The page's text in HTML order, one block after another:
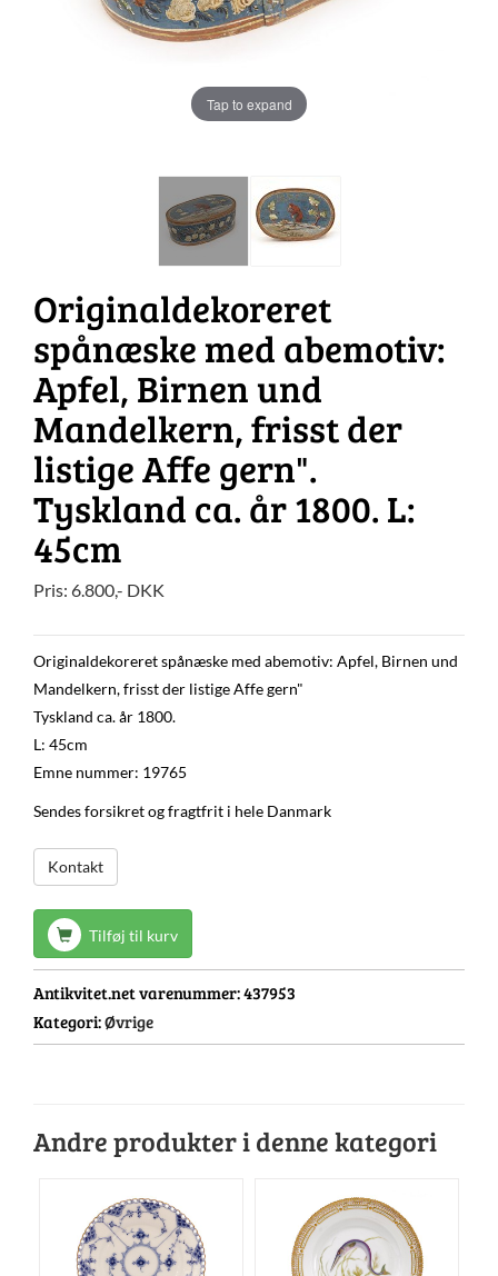
Tap to expand
Originaldekoreret
spånæske med abemotiv:
Apfel, Birnen und
Mandelkern, frisst der
listige Affe gern".
Tyskland ca. år 1800. L:
45cm
Pris: 6.800,- DKK
Originaldekoreret spånæske med abemotiv: Apfel, Birnen und
Mandelkern, frisst der listige Affe gern"
Tyskland ca. år 1800.
L: 45cm
Emne nummer: 19765
Sendes forsikret og fragtfrit i hele Danmark
Kontakt
Tilføj til kurv
Antikvitet.net varenummer:437953
Kategori:Øvrige
Andre produkter i denne kategori